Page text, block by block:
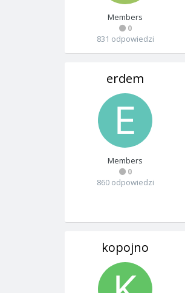
Members
0
831 odpowiedzi
erdem
Members
0
860 odpowiedzi
kopojno